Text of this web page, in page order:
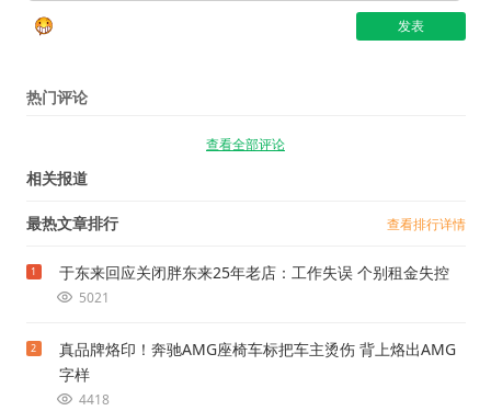
热门评论
查看全部评论
相关报道
最热文章排行 查看排行详情
1 于东来回应关闭胖东来25年老店：工作失误 个别租金失控
5021
2
真品牌烙印！奔驰AMG座椅车标把车主烫伤 背上烙出AMG
字样
4418